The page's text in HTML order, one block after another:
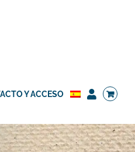
Y ACCESO